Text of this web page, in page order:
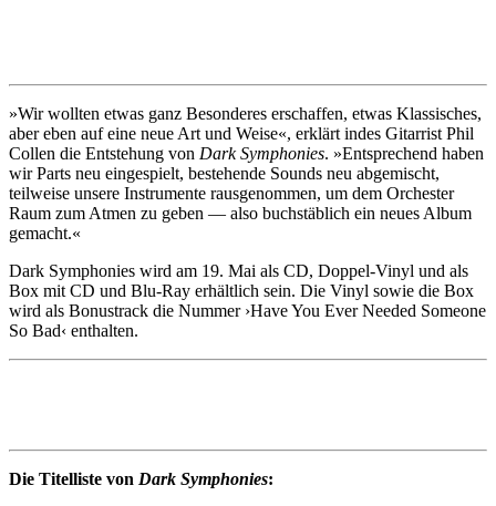
»Wir wollten etwas ganz Besonderes erschaffen, etwas Klassisches,
aber eben auf eine neue Art und Weise«, erklärt indes Gitarrist Phil
Collen die Entstehung von Dark Symphonies. »Entsprechend haben
wir Parts neu eingespielt, bestehende Sounds neu abgemischt,
teilweise unsere Instrumente rausgenommen, um dem Orchester
Raum zum Atmen zu geben — also buchstäblich ein neues Album
gemacht.«
Dark Symphonies wird am 19. Mai als CD, Doppel-Vinyl und als
Box mit CD und Blu-Ray erhältlich sein. Die Vinyl sowie die Box
wird als Bonustrack die Nummer ›Have You Ever Needed Someone
So Bad‹ enthalten.
Die Titelliste von Dark Symphonies: